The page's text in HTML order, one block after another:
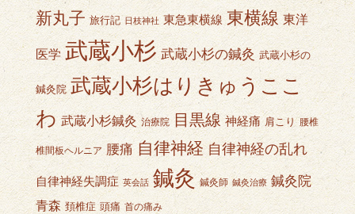
新丸子 旅行記 日枝神社 東急東横線 東横線 東洋
医学 武蔵小杉 武蔵小杉の鍼灸 武蔵小杉の
鍼灸院 武蔵小杉はりきゅうここ
わ 武蔵小杉鍼灸 治療院 目黒線 神経痛 肩こり 腰椎
椎間板ヘルニア 腰痛 自律神経 自律神経の乱れ
自律神経失調症 英会話 鍼灸 鍼灸師 鍼灸治療 鍼灸院
青森 頚椎症 頭痛 首の痛み